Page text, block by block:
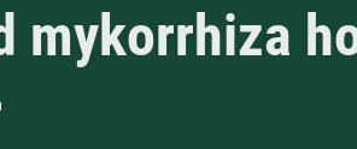
mykorrhiza